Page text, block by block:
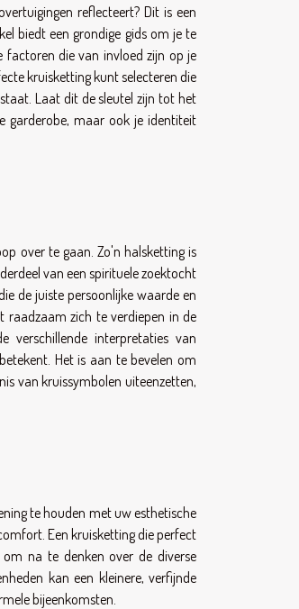
reflecteert? Dit is een
biedt een grondige gids om je te
factoren die van invloed zijn op je
kruisketting kunt selecteren die
Laat dit de sleutel zijn tot het
garderobe, maar ook je identiteit
over te gaan. Zo'n halsketting is
van een spirituele zoektocht
de juiste persoonlijke waarde en
raadzaam zich te verdiepen in de
verschillende interpretaties van
Het is aan te bevelen om
van kruissymbolen uiteenzetten,
te houden met uw esthetische
Een kruisketting die perfect
na te denken over de diverse
kan een kleinere, verfijnde
bijeenkomsten.